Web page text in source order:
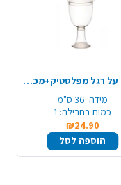
קערה על רגל מפלסטיק+מכסה 36 ס"מ - שקוף
מידה: 36 ס"מ
כמות בחבילה: 1
₪24.90
הוספה לסל